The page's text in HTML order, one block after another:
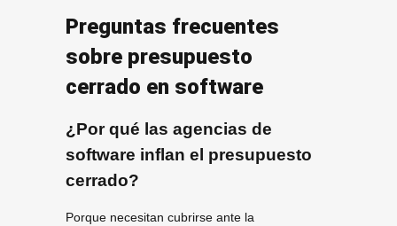
Preguntas frecuentes
sobre presupuesto
cerrado en software
¿Por qué las agencias de
software inflan el presupuesto
cerrado?
Porque necesitan cubrirse ante la